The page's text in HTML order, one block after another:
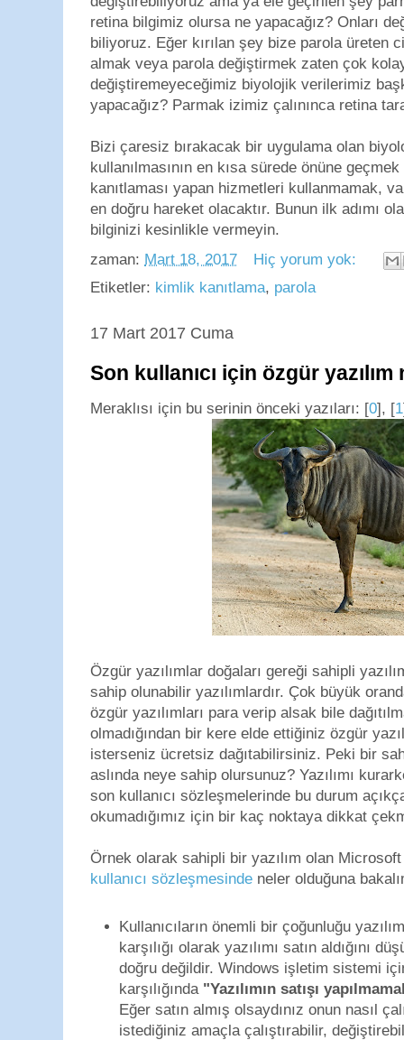
retina bilgimiz olursa ne yapacağız? Onları
biliyoruz. Eğer kırılan şey bize parola üreten
almak veya parola değiştirmek zaten çok
değiştiremeyeceğimiz biyolojik verilerimiz
yapacağız? Parmak izimiz çalınınca retina
Bizi çaresiz bırakacak bir uygulama olan
kullanılmasının en kısa sürede önüne
kanıtlaması yapan hizmetleri kullanmamak,
en doğru hareket olacaktır. Bunun ilk adımı
bilginizi kesinlikle vermeyin.
zaman: Mart 18, 2017
Hiç yorum yok:
Etiketler: kimlik kanıtlama, parola
17 Mart 2017 Cuma
Son kullanıcı için özgür
Meraklısı için bu serinin önceki yazıları: [0], [1
Özgür yazılımlar doğaları gereği sahipli
sahip olunabilir yazılımlardır. Çok büyük
özgür yazılımları para verip alsak bile
olmadığından bir kere elde ettiğiniz özgür
isterseniz ücretsiz dağıtabilirsiniz. Peki bir
aslında neye sahip olursunuz? Yazılımı
son kullanıcı sözleşmelerinde bu durum
okumadığımız için bir kaç noktaya dikkat
Örnek olarak sahipli bir yazılım olan
kullanıcı sözleşmesinde neler olduğuna
Kullanıcıların önemli bir çoğunluğu
karşılığı olarak yazılımı satın aldığını
doğru değildir. Windows işletim sistemi
karşılığında "Yazılımın satışı
Eğer satın almış olsaydınız onun nasıl
istediğiniz amaçla çalıştırabilir,